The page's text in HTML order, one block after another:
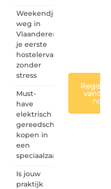
Weekendje
weg in
Vlaanderen:
je eerste
hostelervaring
zonder
stress
Must-
have
elektrisch
gereedschap
kopen in
een
speciaalzaak
Is jouw
praktijk
nog